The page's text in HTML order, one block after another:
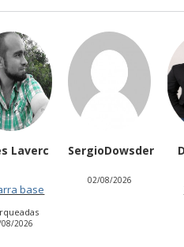
SergioDowsder DuSanntos